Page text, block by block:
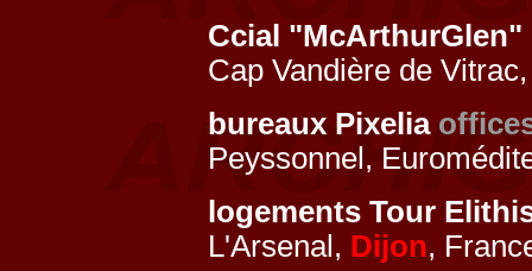
Ccial
Cap Vandière de
bureaux Pixelia
Peyssonnel,
logements Tour
L'Arsenal, Dijon,